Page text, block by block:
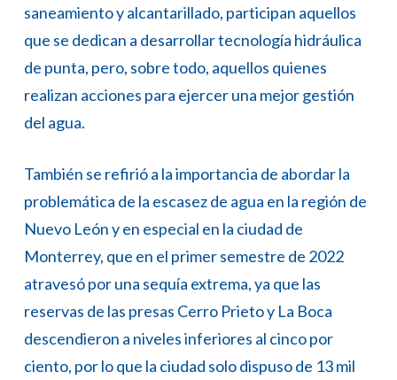
saneamiento y alcantarillado, participan aquellos
que se dedican a desarrollar tecnología hidráulica
de punta, pero, sobre todo, aquellos quienes
realizan acciones para ejercer una mejor gestión
del agua.
También se refirió a la importancia de abordar la
problemática de la escasez de agua en la región de
Nuevo León y en especial en la ciudad de
Monterrey, que en el primer semestre de 2022
atravesó por una sequía extrema, ya que las
reservas de las presas Cerro Prieto y La Boca
descendieron a niveles inferiores al cinco por
ciento, por lo que la ciudad solo dispuso de 13 mil